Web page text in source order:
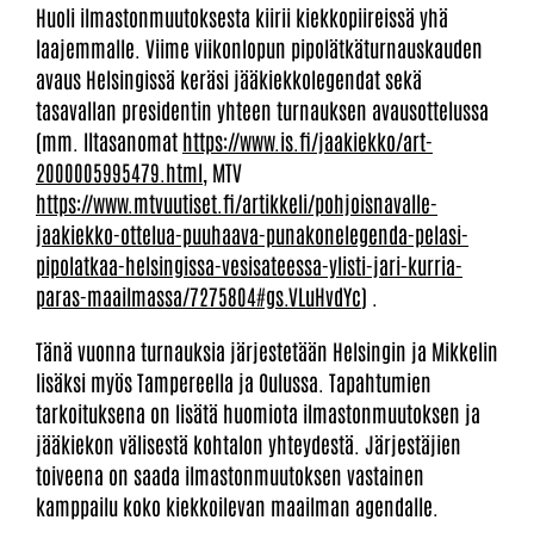
Huoli ilmastonmuutoksesta kiirii kiekkopiireissä yhä
laajemmalle. Viime viikonlopun pipolätkäturnauskauden
avaus Helsingissä keräsi jääkiekkolegendat sekä
tasavallan presidentin yhteen turnauksen avausottelussa
(mm. Iltasanomat https://www.is.fi/jaakiekko/art-
2000005995479.html , MTV
https://www.mtvuutiset.fi/artikkeli/pohjoisnavalle-
jaakiekko-ottelua-puuhaava-punakonelegenda-pelasi-
pipolatkaa-helsingissa-vesisateessa-ylisti-jari-kurria-
paras-maailmassa/7275804#gs.VLuHvdYc) .
Tänä vuonna turnauksia järjestetään Helsingin ja Mikkelin
lisäksi myös Tampereella ja Oulussa. Tapahtumien
tarkoituksena on lisätä huomiota ilmastonmuutoksen ja
jääkiekon välisestä kohtalon yhteydestä. Järjestäjien
toiveena on saada ilmastonmuutoksen vastainen
kamppailu koko kiekkoilevan maailman agendalle.